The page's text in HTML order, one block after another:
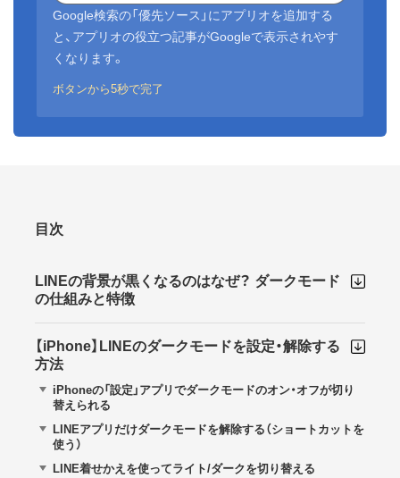
Google検索の「優先ソース」にアプリオを追加する
と、アプリオの役立つ記事がGoogleで表示されやす
くなります。
ボタンから5秒で完了
目次
LINEの背景が黒くなるのはなぜ？ ダークモード
の仕組みと特徴
【iPhone】LINEのダークモードを設定・解除する
方法
iPhoneの「設定」アプリでダークモードのオン・オフが切り
替えられる
LINEアプリだけダークモードを解除する（ショートカットを
使う）
LINE着せかえを使ってライト/ダークを切り替える